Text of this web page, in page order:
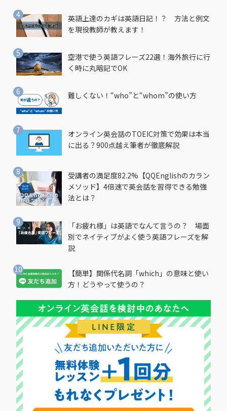
英語上達のカギは英語日記！？ 方法と例文
を現役教師が教えます！
空港で使う英語フレーズ22選！海外旅行に行
く時に丸暗記でOK
難しくない！“who”と“whom”の使い方
オンライン英会話のTOEIC対策で効果は本当
に出る？900点越え筆者が徹底解説
受講者の満足度82.2%【QQEnglishのカラン
メソッド】4倍速で英会話を習得できる勉強
法とは？
「お疲れ様」は英語でなんて言うの？ 場面
別でネイティブがよく使う英語フレーズを解
説
【簡単】関係代名詞「which」の意味と使い
方！どうやって使うの？